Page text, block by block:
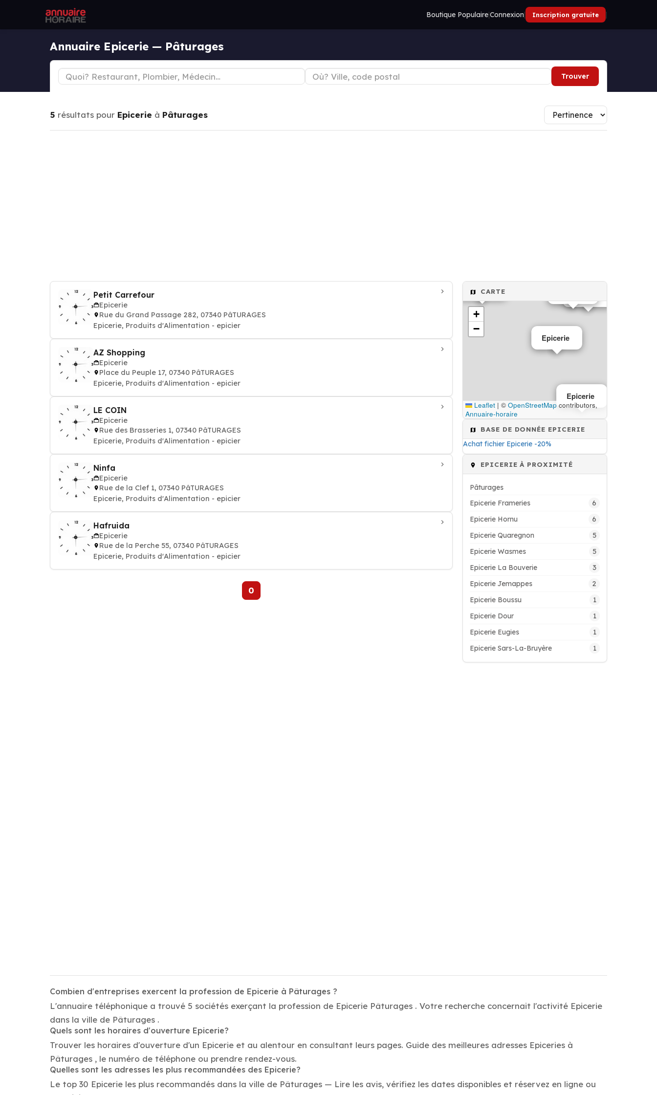
Boutique Populaire|Connexion| Inscription gratuite |
Annuaire Epicerie — Pâturages
Trouver
5 résultats pour Epicerie à Pâturages
Petit Carrefour
Epicerie
Rue du Grand Passage 282, 07340 PâTURAGES
Epicerie, Produits d'Alimentation - epicier
AZ Shopping
Epicerie
Place du Peuple 17, 07340 PâTURAGES
Epicerie, Produits d'Alimentation - epicier
LE COIN
Epicerie
Rue des Brasseries 1, 07340 PâTURAGES
Epicerie, Produits d'Alimentation - epicier
Ninfa
Epicerie
Rue de la Clef 1, 07340 PâTURAGES
Epicerie, Produits d'Alimentation - epicier
Hafruida
Epicerie
Rue de la Perche 55, 07340 PâTURAGES
Epicerie, Produits d'Alimentation - epicier
0
CARTE
Epicerie
Epicerie
Epicerie
+
−
Leaflet | © OpenStreetMap contributors,
Annuaire-horaire
BASE DE DONNÉE EPICERIE
Achat fichier Epicerie -20%
EPICERIE À PROXIMITÉ
Pâturages
Epicerie Frameries
6
Epicerie Hornu 6
Epicerie Quaregnon 5
Epicerie Wasmes 5
Epicerie La Bouverie 3
Epicerie Jemappes 2
Epicerie Boussu 1
Epicerie Dour 1
Epicerie Eugies 1
Epicerie Sars-La-Bruyère 1
Combien d'entreprises exercent la profession de Epicerie à Pâturages ?
L'annuaire téléphonique a trouvé 5 sociétés exerçant la profession de Epicerie Pâturages . Votre recherche concernait l'activité Epicerie
dans la ville de Pâturages .
Quels sont les horaires d'ouverture Epicerie?
Trouver les horaires d'ouverture d'un Epicerie et au alentour en consultant leurs pages. Guide des meilleures adresses Epiceries à
Pâturages , le numéro de téléphone ou prendre rendez-vous.
Quelles sont les adresses les plus recommandées des Epicerie?
Le top 30 Epicerie les plus recommandés dans la ville de Pâturages — Lire les avis, vérifiez les dates disponibles et réservez en ligne ou